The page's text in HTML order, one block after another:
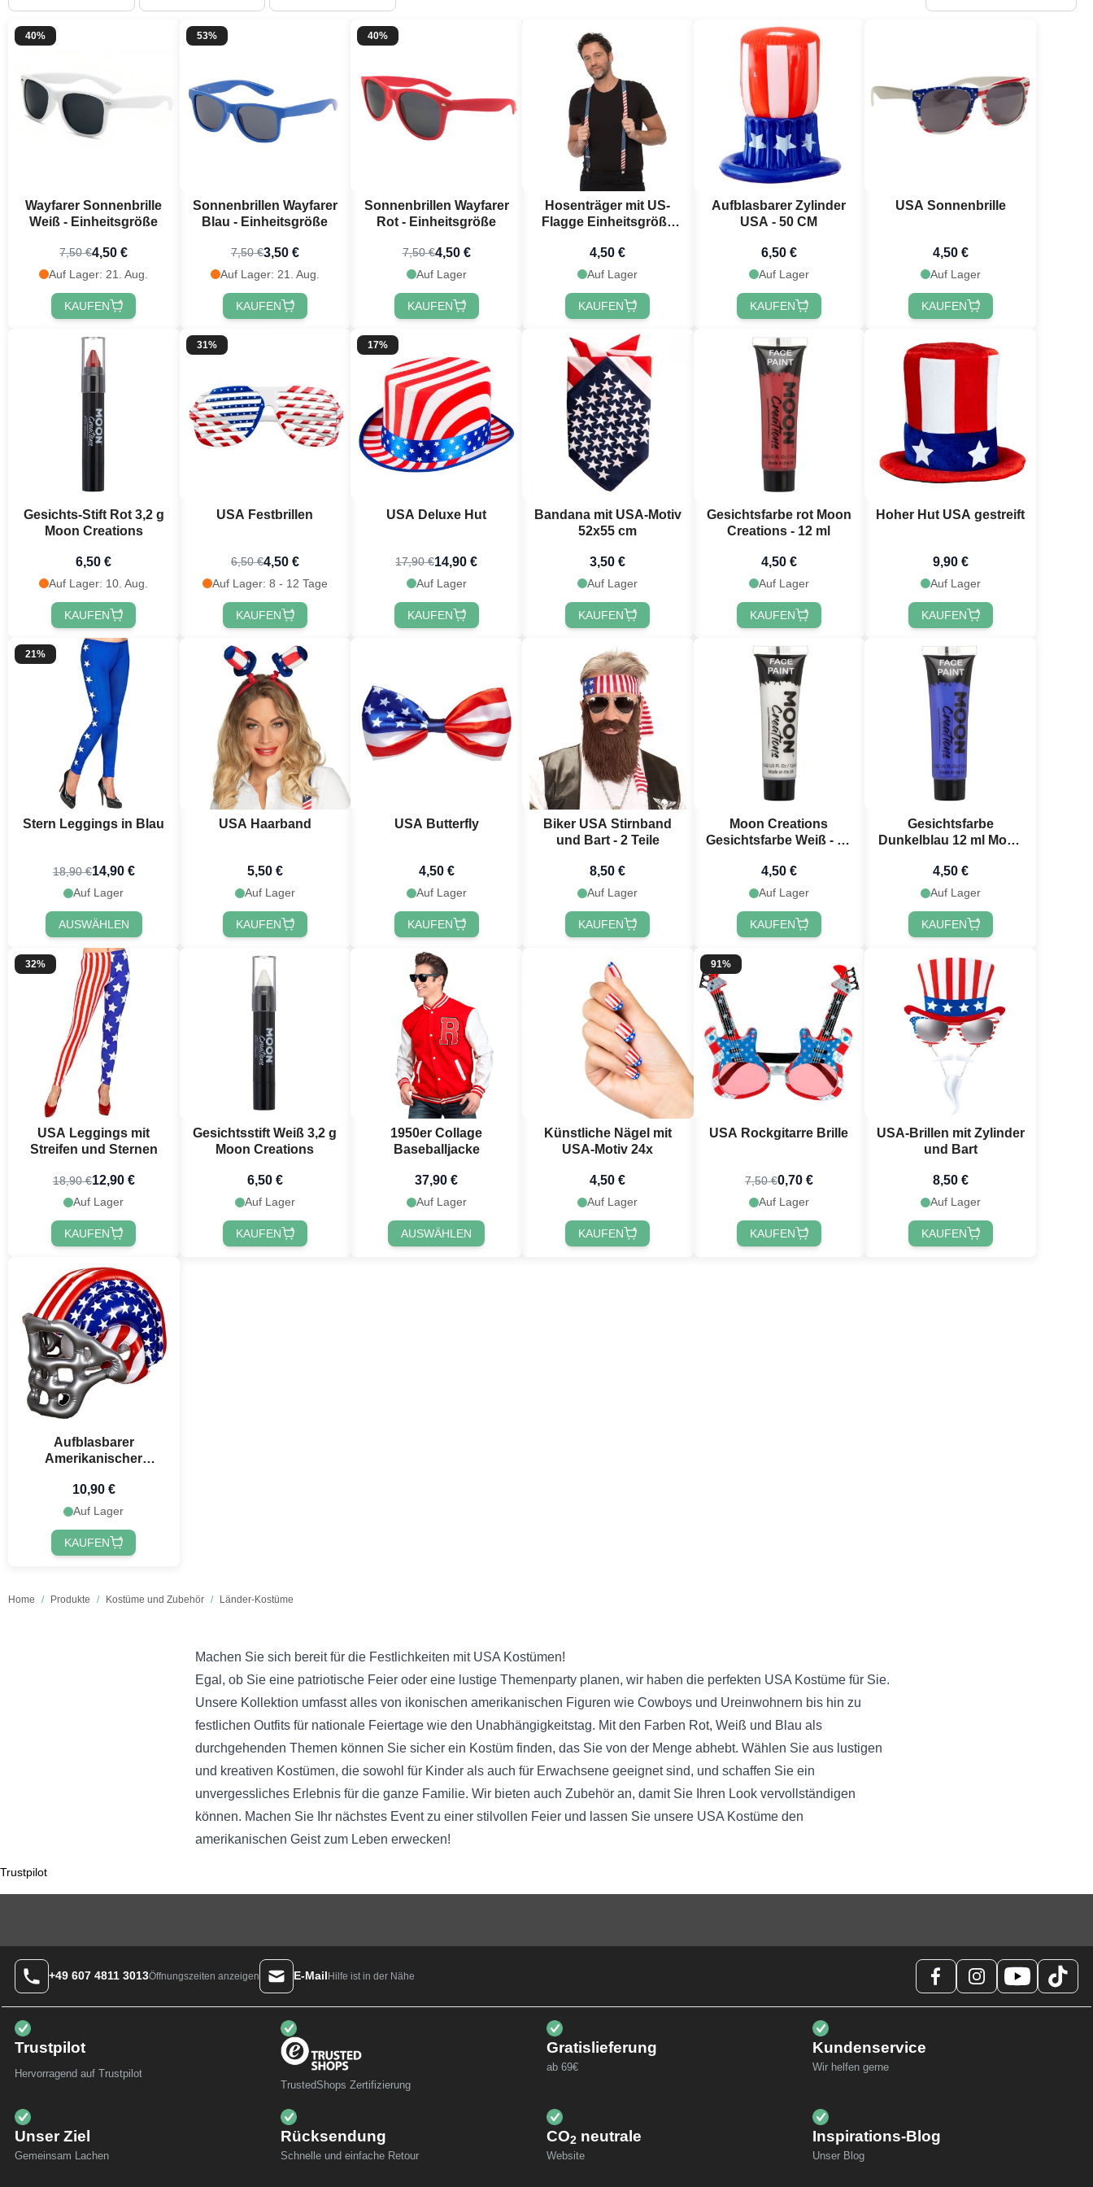
Home / Produkte / Kostüme und Zubehör / Länder-Kostüme
40%
Wayfarer Sonnenbrille
Weiß - Einheitsgröße
7,50 €4,50 €
Auf Lager: 21. Aug.
KAUFEN
53%
Sonnenbrillen Wayfarer
Blau - Einheitsgröße
7,50 €3,50 €
Auf Lager: 21. Aug.
KAUFEN
40%
Sonnenbrillen Wayfarer
Rot - Einheitsgröße
7,50 €4,50 €
Auf Lager
KAUFEN
Hosenträger mit US-
Flagge Einheitsgröße
4,50 €
Auf Lager
KAUFEN
Aufblasbarer Zylinder
USA - 50 CM
6,50 €
Auf Lager
KAUFEN
USA Sonnenbrille
4,50 €
Auf Lager
KAUFEN
Gesichts-Stift Rot 3,2 g
Moon Creations
6,50 €
Auf Lager: 10. Aug.
KAUFEN
31%
USA Festbrillen
6,50 €4,50 €
Auf Lager: 8 - 12 Tage
KAUFEN
17%
USA Deluxe Hut
17,90 €14,90 €
Auf Lager
KAUFEN
Bandana mit USA-Motiv
52x55 cm
3,50 €
Auf Lager
KAUFEN
Gesichtsfarbe rot Moon
Creations - 12 ml
4,50 €
Auf Lager
KAUFEN
Hoher Hut USA gestreift
9,90 €
Auf Lager
KAUFEN
21%
Stern Leggings in Blau
18,90 €14,90 €
Auf Lager
AUSWÄHLEN
USA Haarband
5,50 €
Auf Lager
KAUFEN
USA Butterfly
4,50 €
Auf Lager
KAUFEN
Biker USA Stirnband
und Bart - 2 Teile
8,50 €
Auf Lager
KAUFEN
Moon Creations
Gesichtsfarbe Weiß - 12
4,50 €
Auf Lager
KAUFEN
Gesichtsfarbe
Dunkelblau 12 ml Moon
4,50 €
Auf Lager
KAUFEN
32%
USA Leggings mit
Streifen und Sternen
18,90 €12,90 €
Auf Lager
KAUFEN
Gesichtsstift Weiß 3,2 g
Moon Creations
6,50 €
Auf Lager
KAUFEN
1950er Collage
Baseballjacke
37,90 €
Auf Lager
AUSWÄHLEN
Künstliche Nägel mit
USA-Motiv 24x
4,50 €
Auf Lager
KAUFEN
91%
USA Rockgitarre Brille
7,50 €0,70 €
Auf Lager
KAUFEN
USA-Brillen mit Zylinder
und Bart
8,50 €
Auf Lager
KAUFEN
Aufblasbarer
Amerikanischer
Stripes
10,90 €
Auf Lager
KAUFEN
Machen Sie sich bereit für die Festlichkeiten mit USA Kostümen!
Egal, ob Sie eine patriotische Feier oder eine lustige Themenparty planen, wir haben die perfekten USA Kostüme für Sie.
Unsere Kollektion umfasst alles von ikonischen amerikanischen Figuren wie Cowboys und Ureinwohnern bis hin zu
festlichen Outfits für nationale Feiertage wie den Unabhängigkeitstag. Mit den Farben Rot, Weiß und Blau als
durchgehenden Themen können Sie sicher ein Kostüm finden, das Sie von der Menge abhebt. Wählen Sie aus lustigen
und kreativen Kostümen, die sowohl für Kinder als auch für Erwachsene geeignet sind, und schaffen Sie ein
unvergessliches Erlebnis für die ganze Familie. Wir bieten auch Zubehör an, damit Sie Ihren Look vervollständigen
können. Machen Sie Ihr nächstes Event zu einer stilvollen Feier und lassen Sie unsere USA Kostüme den
amerikanischen Geist zum Leben erwecken!
Trustpilot
+49 607 4811 3013Öffnungszeiten anzeigen E-Mail Hilfe ist in der Nähe
Trustpilot
Hervorragend auf Trustpilot
TrustedShops Zertifizierung
Gratislieferung
ab 69€
Kundenservice
Wir helfen gerne
Unser Ziel
Gemeinsam Lachen
Rücksendung
Schnelle und einfache Retour
CO2 neutrale
Website
Inspirations-Blog
Unser Blog
Möchtest du 10 % Rabatt
erhalten? 🎁
10 % Rabattauf deine nächste
Bestellung, indem du dich für unseren
festlichen Newsletter anmeldest 🎉
Jetzt registrieren!